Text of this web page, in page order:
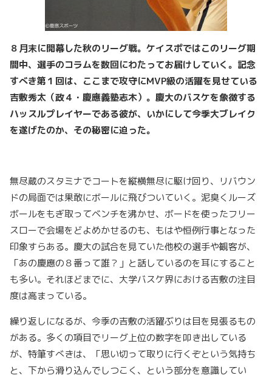
８月末に開幕した秋のリーグ戦。ケイスポではこのリーグ期
間中、選手のコラムを数回にわたってお届けしていく。記念
すべき第１回は、ここまで攻守にMVP級の活躍を見せている
吉敷秀太（政４・慶應義塾志木）。慶大のバスケを象徴する
ハッスルプレイヤーである彼が、いかにして今季大ブレイク
を遂げたのか、その秘密に迫った。
無尽蔵のスタミナでコートを縦横無尽に駆け回り、リバウン
ドの局面では果敢にボールに飛びついていく。泥臭くルーズ
ボールをもぎ取ってベンチを沸かせ、ボードを使ったフリー
スローで会場をどよめかせるのも、もはや恒例行事となった
印象すらある。慶大の試合を見ていた他校の選手や観客が、
「あの慶應の８番って誰？」と話しているのを耳にすること
も多い。それほどまでに、大学バスケ界における吉敷の注目
度は高まっている。
繰り返しになるが、今季の吉敷の活躍ぶりは目を見張るもの
がある。多くの項目でリーグ上位の数字を叩き出している
が、特筆すべきは、「思い切って取りに行くぞという気持ち
と、下から滑り込んでしつこく、という部分を意識してい